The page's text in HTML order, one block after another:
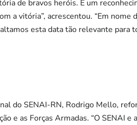
de bravos heróis. É um
a vitória”, acrescentou. “Em
esta data tão relevante para
do SENAI-RN, Rodrigo Mello,
e as Forças Armadas. “O SENAI